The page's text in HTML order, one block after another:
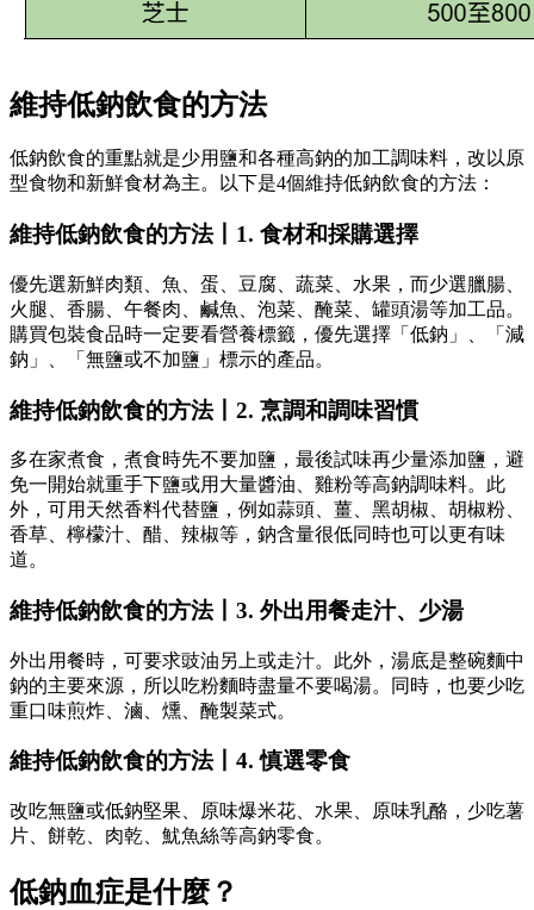
維持低鈉飲食的方法
低鈉飲食的重點就是少用鹽和各種高鈉的加工調味料，改以原
型食物和新鮮食材為主。以下是4個維持低鈉飲食的方法：
維持低鈉飲食的方法丨1. 食材和採購選擇
優先選新鮮肉類、魚、蛋、豆腐、蔬菜、水果，而少選臘腸、
火腿、香腸、午餐肉、鹹魚、泡菜、醃菜、罐頭湯等加工品。​
購買包裝食品時一定要看營養標籤，優先選擇「低鈉」、「減
鈉」、「無鹽或不加鹽」標示的產品。
維持低鈉飲食的方法丨2. 烹調和調味習慣
多在家煮食，煮食時先不要加鹽，最後試味再少量添加鹽，避
免一開始就重手下鹽或用大量醬油、雞粉等高鈉調味料。​此
外，可用天然香料代替鹽，例如蒜頭、薑、黑胡椒、胡椒粉、
香草、檸檬汁、醋、辣椒等，鈉含量很低同時也可以更有味
道。
維持低鈉飲食的方法丨3. 外出用餐走汁、少湯
外出用餐時，可要求豉油另上或走汁。此外，湯底是整碗麵中
鈉的主要來源，所以吃粉麵時盡量不要喝湯。同時，也要少吃
重口味煎炸、滷、燻、醃製菜式。
維持低鈉飲食的方法丨4. 慎選零食
改吃無鹽或低鈉堅果、原味爆米花、水果、原味乳酪，少吃薯
片、餅乾、肉乾、魷魚絲等高鈉零食。
低鈉血症是什麼？